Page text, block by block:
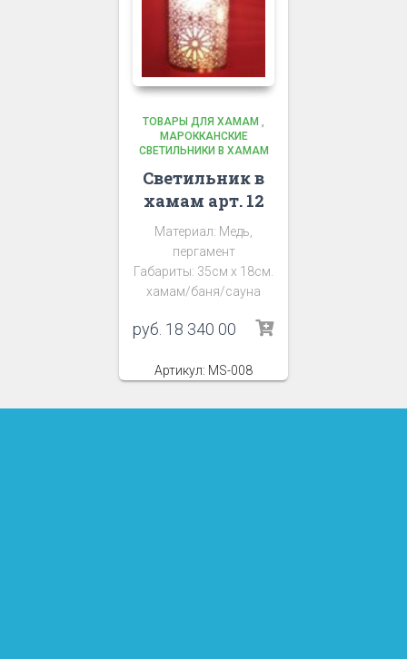
ТОВАРЫ ДЛЯ ХАМАМ
МАРОККАНСКИЕ
СВЕТИЛЬНИКИ В ХАМАМ
Светильник в
хамам арт. 12
Материал: Медь,
пергамент
Габариты: 35см х 18см.
хамам/баня/сауна
руб. 18 340 00
Артикул: MS-008